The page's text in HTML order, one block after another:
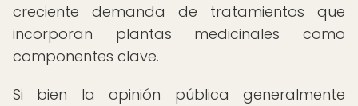
creciente demanda de tratamientos que
incorporan plantas medicinales como
componentes clave.
Si bien la opinión pública generalmente